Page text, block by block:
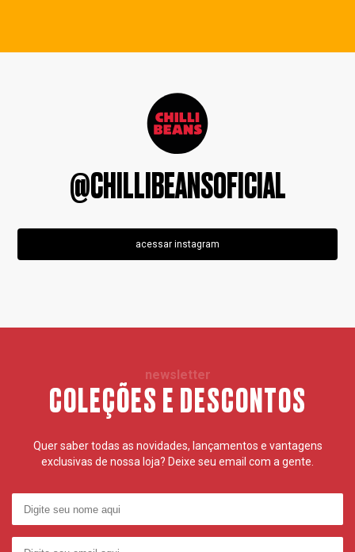
@CHILLIBEANSOFICIAL
acessar instagram
newsletter
COLEÇÕES E DESCONTOS
Quer saber todas as novidades, lançamentos e vantagens
exclusivas de nossa loja? Deixe seu email com a gente.